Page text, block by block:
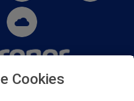
Muñatones,
Cookies